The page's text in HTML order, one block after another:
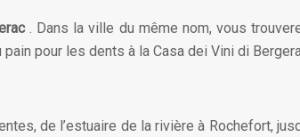
. Dans la ville du même nom, vous
pour les dents à la Casa dei Vini di
de l’estuaire de la rivière à Rochefort,